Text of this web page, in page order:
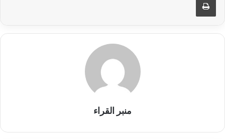
منبر القراء